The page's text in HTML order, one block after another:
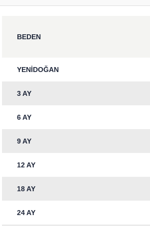
BEDEN
YENİDOĞAN
3 AY
6 AY
9 AY
12 AY
18 AY
24 AY